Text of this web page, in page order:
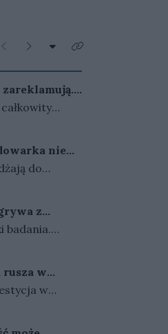
Poprzednie
Następne
Rozwiń listę kategorii
Kliknij aby zobaczyć
Nadal
presja
dzieci.
nie
zarobek
do
przewodów
się plagą, a
sięgają
z
badania.
zadłużeni
rusza w
podpisana,
w
bliżej